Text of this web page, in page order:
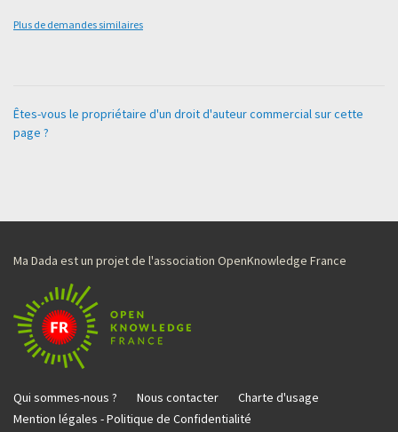
Plus de demandes similaires
Êtes-vous le propriétaire d'un droit d'auteur commercial sur cette
page ?
Ma Dada est un projet de l'association OpenKnowledge France
Qui sommes-nous ? Nous contacter
Charte d'usage
Mention légales - Politique de Confidentialité